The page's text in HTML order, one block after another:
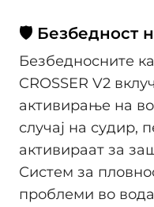
🛡️ Безбедност
Безбедносните
CROSSER V2
активирање на
случај на судир,
активираат за
Систем за
проблеми во